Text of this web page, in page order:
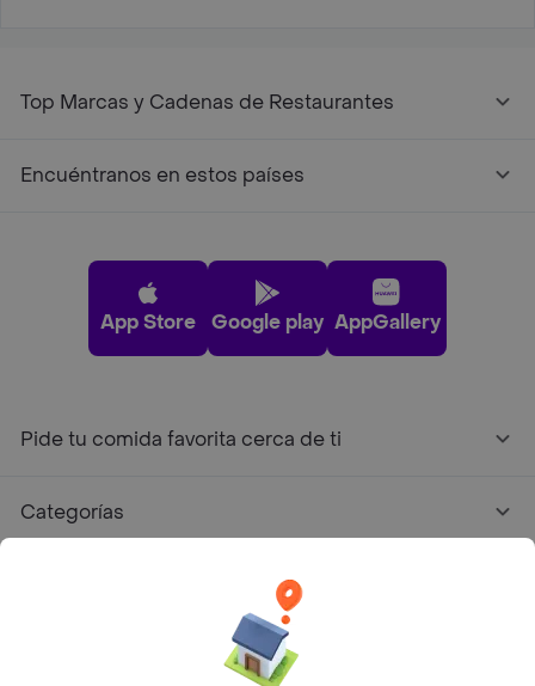
Top Marcas y Cadenas de Restaurantes
Encuéntranos en estos países
App Store Google play AppGallery
Pide tu comida favorita cerca de ti
Categorías